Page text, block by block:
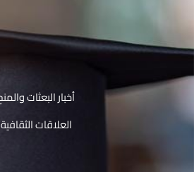
أخبار البعثات والمنح
العلاقات الثقافية